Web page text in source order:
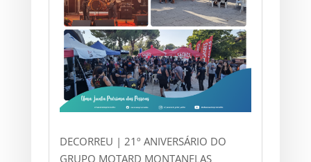
DECORREU | 21º ANIVERSÁRIO DO
GRUPO MOTARD MONTANELAS